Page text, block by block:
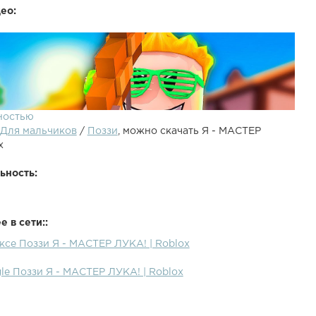
ролик - ●Рандом ролик - ● - Моя Инста●
Для мальчиков/ Поззи , можно скачать Я - МАСТЕР
в сети::
Поззи Я - МАСТЕР ЛУКА! | Roblox
Поззи Я - МАСТЕР ЛУКА! | Roblox